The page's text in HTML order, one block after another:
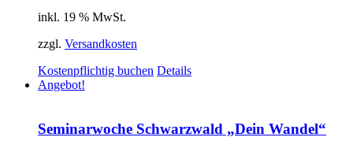
inkl. 19 % MwSt.
zzgl. Versandkosten
Kostenpflichtig buchen Details
Angebot!
Seminarwoche Schwarzwald „Dein Wandel“